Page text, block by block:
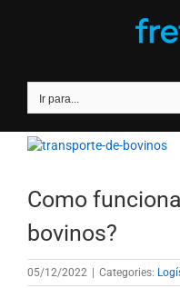
Ir para...
Como
bovinos?
05/12/2022 Categories: